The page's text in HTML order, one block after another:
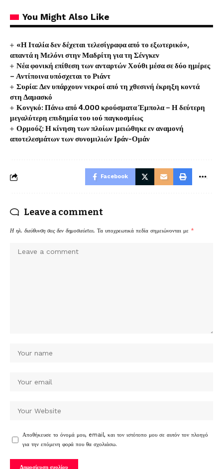
You Might Also Like
«Η Ιταλία δεν δέχεται τελεσίγραφα από το εξωτερικό»,
απαντά η Μελόνι στην Μαδρίτη για τη Σένγκεν
Νέα φονική επίθεση των ανταρτών Χούθι μέσα σε δύο ημέρες
– Αντίποινα υπόσχεται το Ριάντ
Συρία: Δεν υπάρχουν νεκροί από τη χθεσινή έκρηξη κοντά
στη Δαμασκό
Κονγκό: Πάνω από 4.000 κρούσματα Έμπολα – Η δεύτερη
μεγαλύτερη επιδημία του ιού παγκοσμίως
Ορμούζ: Η κίνηση των πλοίων μειώθηκε εν αναμονή
αποτελεσμάτων των συνομιλιών Ιράν-Ομάν
Facebook
Leave a comment
Η ηλ. διεύθυνση σας δεν δημοσιεύεται. Τα υποχρεωτικά πεδία σημειώνονται με *
Αποθήκευσε το όνομά μου, email, και τον ιστότοπο μου σε αυτόν τον πλοηγό
για την επόμενη φορά που θα σχολιάσω.